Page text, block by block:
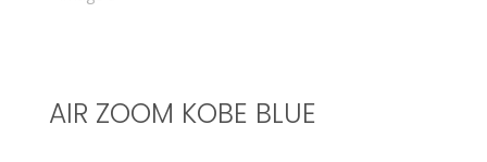
AIR ZOOM KOBE BLUE